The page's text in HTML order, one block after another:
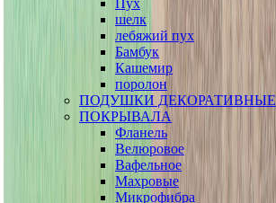
Пух
шелк
лебяжий пух
Бамбук
Кашемир
поролон
ПОДУШКИ ДЕКОРАТИВНЫЕ
ПОКРЫВАЛА
Фланель
Велюровое
Вафельное
Махровые
Микрофибра